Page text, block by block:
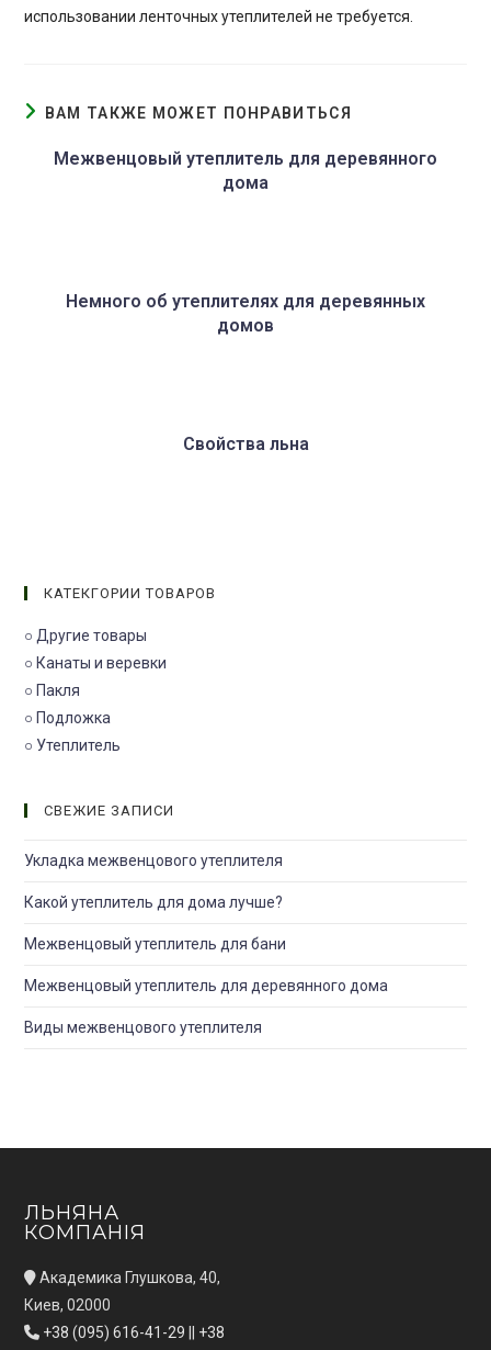
использовании ленточных утеплителей не требуется.
ВАМ ТАКЖЕ МОЖЕТ ПОНРАВИТЬСЯ
Межвенцовый утеплитель для деревянного
дома
Немного об утеплителях для деревянных
домов
Свойства льна
КАТЕКГОРИИ ТОВАРОВ
○ Другие товары
○ Канаты и веревки
○ Пакля
○ Подложка
○ Утеплитель
СВЕЖИЕ ЗАПИСИ
Укладка межвенцового утеплителя
Какой утеплитель для дома лучше?
Межвенцовый утеплитель для бани
Межвенцовый утеплитель для деревянного дома
Виды межвенцового утеплителя
ЛЬНЯНА
КОМПАНІЯ
Академика Глушкова, 40,
Киев, 02000
+38 (095) 616-41-29
+38